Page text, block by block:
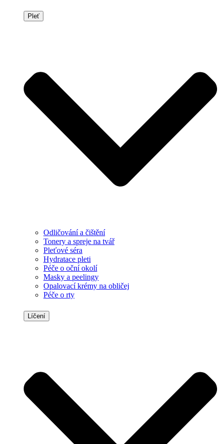
Pleť
Odličování a čištění
Tonery a spreje na tvář
Pleťové séra
Hydratace pleti
Péče o oční okolí
Masky a peelingy
Opalovací krémy na obličej
Péče o rty
Líčení